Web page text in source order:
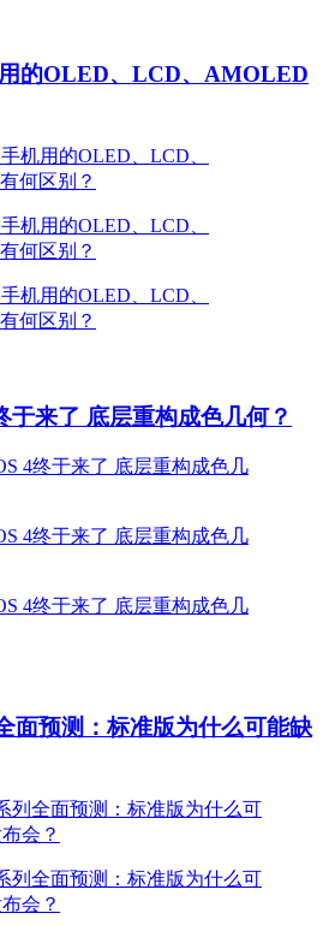
的OLED、LCD、AMOLED
于来了 底层重构成色几何？
面预测：标准版为什么可能缺